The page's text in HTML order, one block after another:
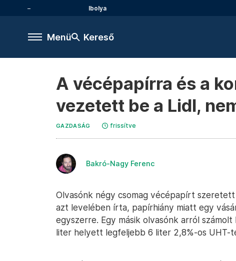
Ibolya
Menü Kereső
A vécépapírra és a
vezetett be a Lidl,
GAZDASÁG frissítve
Bakró-Nagy Ferenc
Olvasónk négy csomag vécépapírt
azt levelében írta, papírhiány miatt egy
egyszerre. Egy másik olvasónk arról
liter helyett legfeljebb 6 liter 2,8%-os UHT-